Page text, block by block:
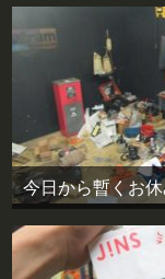
今日から暫くお